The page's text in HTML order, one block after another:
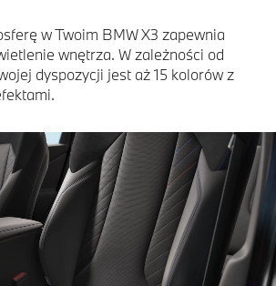
w Twoim BMW X3 zapewnia
wnętrza. W zależności od
dyspozycji jest aż 15 kolorów z